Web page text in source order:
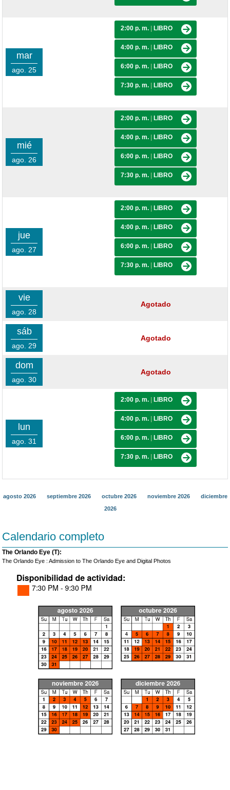
mar
ago. 25
2:00 p. m. LIBRO
4:00 p. m. LIBRO
6:00 p. m. LIBRO
7:30 p. m. LIBRO
mié
ago. 26
2:00 p. m. LIBRO
4:00 p. m. LIBRO
6:00 p. m. LIBRO
7:30 p. m. LIBRO
jue
ago. 27
2:00 p. m. LIBRO
4:00 p. m. LIBRO
6:00 p. m. LIBRO
7:30 p. m. LIBRO
vie
ago. 28
Agotado
sáb
ago. 29
Agotado
dom
ago. 30
Agotado
lun
ago. 31
2:00 p. m. LIBRO
4:00 p. m. LIBRO
6:00 p. m. LIBRO
7:30 p. m. LIBRO
agosto 2026 septiembre 2026 octubre 2026 noviembre 2026
diciembre
2026
Calendario completo
The Orlando Eye (T):
The Orlando Eye : Admission to The Orlando Eye and Digital Photos